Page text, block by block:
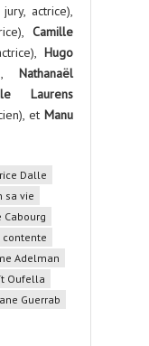
actrice),
Camille
Hugo
Nathanaël
Laurens
et Manu
Dalle
sa vie
Cabourg
contente
Adelman
Oufella
Guerrab